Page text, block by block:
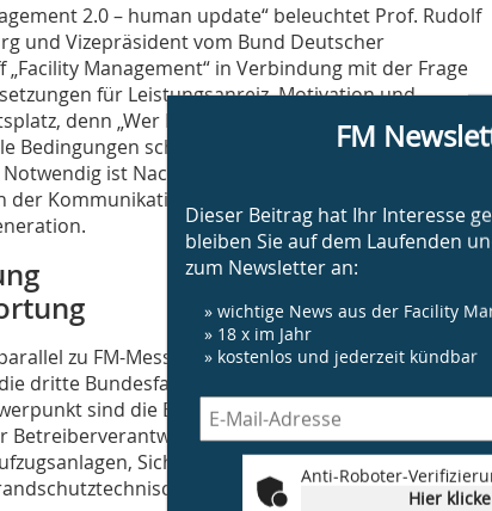
2.0 – human update“ beleuchtet Prof. Rudolf
und Vizepräsident vom Bund Deutscher
Management“ in Verbindung mit der Frage
für Leistungsanreiz, Motivation und
denn „Wer Höchstleistung von Arbeitsnehmern
Bedingungen schaffen, damit Leistungen erbracht
ist Nachdenken über flexible Workplace-
der Kommunikation, der
zu FM-Messe und Kongress unter der fachlichen
dritte Bundesfachtagung Betreiberverantwortung
sind die Betreiber- und Prüfkonzepte. Es
Betreiberverantwortung vertiefend behandelt u.a.
Sicherheitsbegehungen in der
Fragen bei Bestandsgebäuden.
FM
Dieser Beitrag hat Ihr Interesse
bleiben Sie auf dem Laufenden
zum Newsletter an:
» wichtige News aus der Facility
» 18 x im Jahr
» kostenlos und jederzeit kündbar
Anti-Roboter-
Hier